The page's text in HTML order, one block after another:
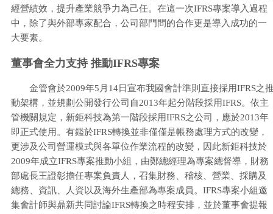
經營績效，提升產業競爭力為己任。在這一次IFRS專案導入過程
中，除了與外部專家配合，公司部門間的合作更是導入成功的一
大要素。
董事會全力支持 推動IFRS專案
金管會於2009年5月14日宣布我國會計準則直接採用IFRS之
動架構，並規劃公開發行公司自2013年起分階段採用IFRS。依主
管機關規定，新鉅科技為第一階段採用IFRS之公司，應於2013年
即正式使用。有鑑於IFRS轉換並非僅僅是帳務處理方式的改變，
更涉及公司營運模式與各單位作業流程的改變，因此新鉅科技於
2009年成立IFRS專案推動小組，由鄭總經理為專案總督導，財務
部處長王證彰擔任專案負責人，召集財務、稽核、營業、採購及
總務、資訊、人資以及海外生產部為專案成員。IFRS專案小組邀
集會計師與鼎新共同討論IFRS轉換之時程安排，並於董事會提報